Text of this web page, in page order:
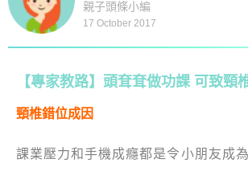
親子頭條小編
17 October 2017
【專家教路】頭耷耷做功課 可致頸
頸椎錯位成因
課業壓力和手機成癮都是令小朋友成